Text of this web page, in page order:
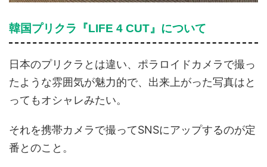
韓国プリクラ『LIFE 4 CUT』について
日本のプリクラとは違い、ポラロイドカメラで撮っ
たような雰囲気が魅力的で、出来上がった写真はと
ってもオシャレみたい。
それを携帯カメラで撮ってSNSにアップするのが定
番とのこと。